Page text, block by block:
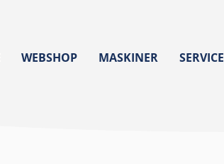
WEBSHOP MASKINER SERVICE